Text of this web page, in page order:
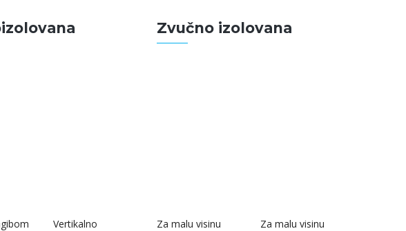
Zvučno izolovana
Vertikalno
Za malu visinu
Za malu visinu